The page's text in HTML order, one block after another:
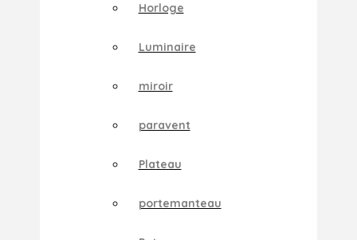
Horloge
Luminaire
miroir
paravent
Plateau
portemanteau